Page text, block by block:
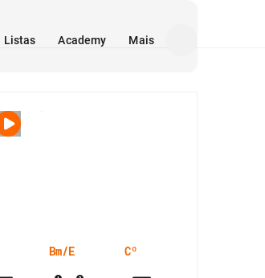
Listas Academy Mais
Bm/E Cº